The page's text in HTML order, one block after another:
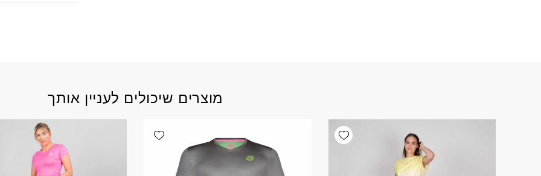
מוצרים שיכולים לעניין אותך
Add wishlist
Add wishlist